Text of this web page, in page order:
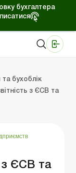
бухгалтера
бухоблік
з ЄСВ та
з ЄСВ та